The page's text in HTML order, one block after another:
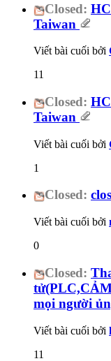
Closed:
Taiwan
Viết bài cuối bởi
11
Closed:
Taiwan
Viết bài cuối bởi
1
Closed:
Viết bài cuối bởi
0
Closed:
mọi người
Viết bài cuối bởi
11